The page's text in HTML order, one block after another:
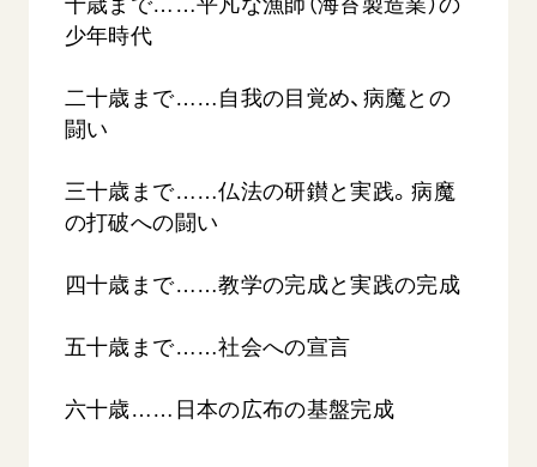
少年時代
二十歳まで……自我の目覚め、病魔との
闘い
三十歳まで……仏法の研鑚と実践。病魔
の打破への闘い
四十歳まで……教学の完成と実践の完成
五十歳まで……社会への宣言
六十歳……日本の広布の基盤完成